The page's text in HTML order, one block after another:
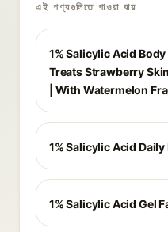
এই পণ্যগুলিতে পাওয়া যায়
1% Salicylic Acid
Treats Strawberry
| With Watermelon
1% Salicylic Acid
1% Salicylic Acid Gel